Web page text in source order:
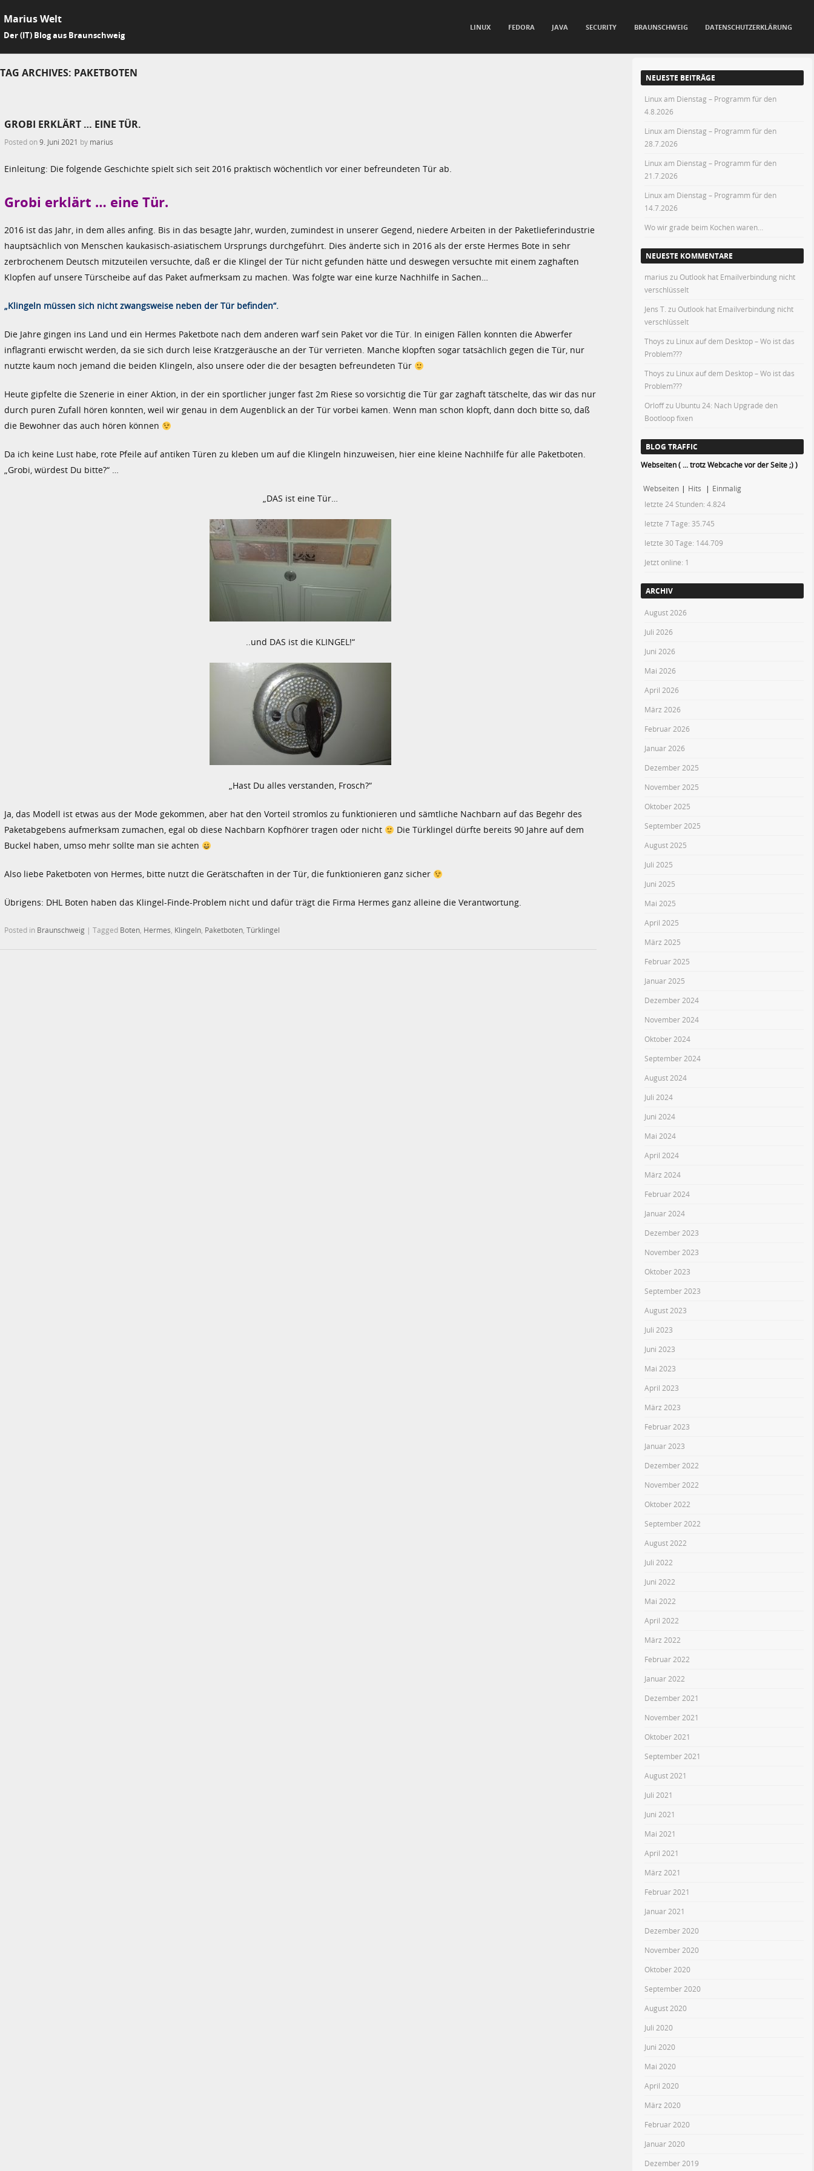
Marius Welt
Der (IT) Blog aus Braunschweig
LINUX FEDORA JAVA SECURITY BRAUNSCHWEIG DATENSCHUTZERKLÄRUNG
TAG ARCHIVES: PAKETBOTEN
GROBI ERKLÄRT … EINE TÜR.
Posted on9. Juni 2021 by marius
Einleitung: Die folgende Geschichte spielt sich seit 2016 praktisch wöchentlich vor einer befreundeten Tür ab.
Grobi erklärt … eine Tür.
2016 ist das Jahr, in dem alles anfing. Bis in das besagte Jahr, wurden, zumindest in unserer Gegend, niedere Arbeiten in der Paketlieferindustrie
hauptsächlich von Menschen kaukasisch-asiatischem Ursprungs durchgeführt. Dies änderte sich in 2016 als der erste Hermes Bote in sehr
zerbrochenem Deutsch mitzuteilen versuchte, daß er die Klingel der Tür nicht gefunden hätte und deswegen versuchte mit einem zaghaften
Klopfen auf unsere Türscheibe auf das Paket aufmerksam zu machen. Was folgte war eine kurze Nachhilfe in Sachen…
„Klingeln müssen sich nicht zwangsweise neben der Tür befinden“.
Die Jahre gingen ins Land und ein Hermes Paketbote nach dem anderen warf sein Paket vor die Tür. In einigen Fällen konnten die Abwerfer
inflagranti erwischt werden, da sie sich durch leise Kratzgeräusche an der Tür verrieten. Manche klopften sogar tatsächlich gegen die Tür, nur
nutzte kaum noch jemand die beiden Klingeln, also unsere oder die der besagten befreundeten Tür
Heute gipfelte die Szenerie in einer Aktion, in der ein sportlicher junger fast 2m Riese so vorsichtig die Tür gar zaghaft tätschelte, das wir das nur
durch puren Zufall hören konnten, weil wir genau in dem Augenblick an der Tür vorbei kamen. Wenn man schon klopft, dann doch bitte so, daß
die Bewohner das auch hören können
Da ich keine Lust habe, rote Pfeile auf antiken Türen zu kleben um auf die Klingeln hinzuweisen, hier eine kleine Nachhilfe für alle Paketboten.
„Grobi, würdest Du bitte?“ …
„DAS ist eine Tür…
..und DAS ist die KLINGEL!“
„Hast Du alles verstanden, Frosch?“
Ja, das Modell ist etwas aus der Mode gekommen, aber hat den Vorteil stromlos zu funktionieren und sämtliche Nachbarn auf das Begehr des
Paketabgebens aufmerksam zumachen, egal ob diese Nachbarn Kopfhörer tragen oder nicht
Die Türklingel dürfte bereits 90 Jahre auf dem
Buckel haben, umso mehr sollte man sie achten
Also liebe Paketboten von Hermes, bitte nutzt die Gerätschaften in der Tür, die funktionieren ganz sicher
Übrigens: DHL Boten haben das Klingel-Finde-Problem nicht und dafür trägt die Firma Hermes ganz alleine die Verantwortung.
Posted in Braunschweig | Tagged Boten Hermes Klingeln Paketboten Türklingel
NEUESTE BEITRÄGE
Linux am Dienstag – Programm für den
4.8.2026
Linux am Dienstag – Programm für den
28.7.2026
Linux am Dienstag – Programm für den
21.7.2026
Linux am Dienstag – Programm für den
14.7.2026
Wo wir grade beim Kochen waren…
NEUESTE KOMMENTARE
marius zuOutlook hat Emailverbindung nicht
verschlüsselt
Jens T. zuOutlook hat Emailverbindung nicht
verschlüsselt
Thoys zu Linux auf dem Desktop – Wo ist das
Problem???
Thoys zu Linux auf dem Desktop – Wo ist das
Problem???
Orloffzu Ubuntu 24: Nach Upgrade den
Bootloop fixen
BLOG TRAFFIC
Webseiten ( ... trotz Webcache vor der Seite ;) )
Webseiten | Hits | Einmalig
letzte 24 Stunden:4.824
letzte 7 Tage: 35.745
letzte 30 Tage: 144.709
Jetzt online: 1
ARCHIV
August 2026
Juli 2026
Juni 2026
Mai 2026
April 2026
März 2026
Februar 2026
Januar 2026
Dezember 2025
November 2025
Oktober 2025
September 2025
August 2025
Juli 2025
Juni 2025
Mai 2025
April 2025
März 2025
Februar 2025
Januar 2025
Dezember 2024
November 2024
Oktober 2024
September 2024
August 2024
Juli 2024
Juni 2024
Mai 2024
April 2024
März 2024
Februar 2024
Januar 2024
Dezember 2023
November 2023
Oktober 2023
September 2023
August 2023
Juli 2023
Juni 2023
Mai 2023
April 2023
März 2023
Februar 2023
Januar 2023
Dezember 2022
November 2022
Oktober 2022
September 2022
August 2022
Juli 2022
Juni 2022
Mai 2022
April 2022
März 2022
Februar 2022
Januar 2022
Dezember 2021
November 2021
Oktober 2021
September 2021
August 2021
Juli 2021
Juni 2021
Mai 2021
April 2021
März 2021
Februar 2021
Januar 2021
Dezember 2020
November 2020
Oktober 2020
September 2020
August 2020
Juli 2020
Juni 2020
Mai 2020
April 2020
März 2020
Februar 2020
Januar 2020
Dezember 2019